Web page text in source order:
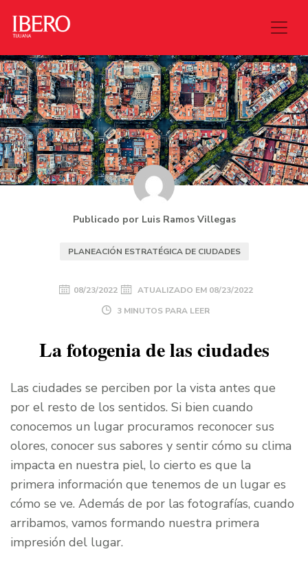
Publicado por Luis Ramos Villegas
PLANEACIÓN ESTRATÉGICA DE CIUDADES
08/23/2022 ATUALIZADO EM 08/23/2022
3 MINUTOS PARA LEER
La fotogenia de las ciudades
Las ciudades se perciben por la vista antes que
por el resto de los sentidos. Si bien cuando
conocemos un lugar procuramos reconocer sus
olores, conocer sus sabores y sentir cómo su clima
impacta en nuestra piel, lo cierto es que la
primera información que tenemos de un lugar es
cómo se ve. Además de por las fotografías, cuando
arribamos, vamos formando nuestra primera
impresión del lugar.